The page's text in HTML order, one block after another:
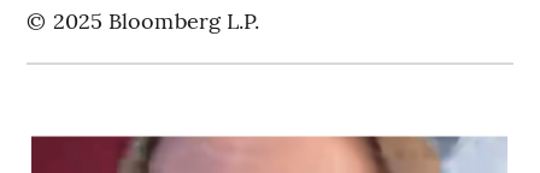
© 2025 Bloomberg L.P.